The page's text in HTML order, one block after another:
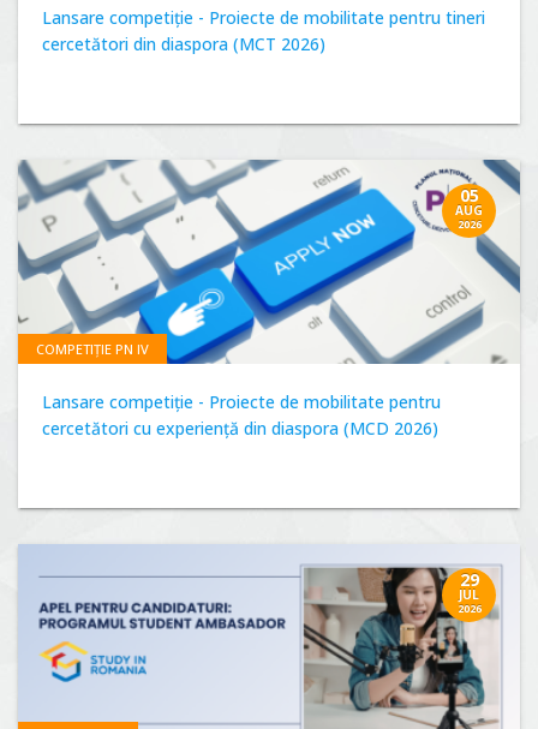
Lansare competiție - Proiecte de mobilitate pentru tineri
cercetători din diaspora (MCT 2026)
05
AUG
2026
COMPETIȚIE PN IV
Lansare competiție - Proiecte de mobilitate pentru
cercetători cu experiență din diaspora (MCD 2026)
29
JUL
2026